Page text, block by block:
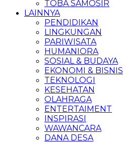
TOBA SAMOSIR
LAINNYA
PENDIDIKAN
LINGKUNGAN
PARIWISATA
HUMANIORA
SOSIAL & BUDAYA
EKONOMI & BISNIS
TEKNOLOGI
KESEHATAN
OLAHRAGA
ENTERTAIMENT
INSPIRASI
WAWANCARA
DANA DESA